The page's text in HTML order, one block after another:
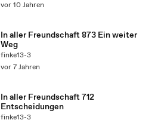
vor 10 Jahren
In aller Freundschaft 873 Ein weiter
Weg
finke13-3
vor 7 Jahren
In aller Freundschaft 712
Entscheidungen
finke13-3